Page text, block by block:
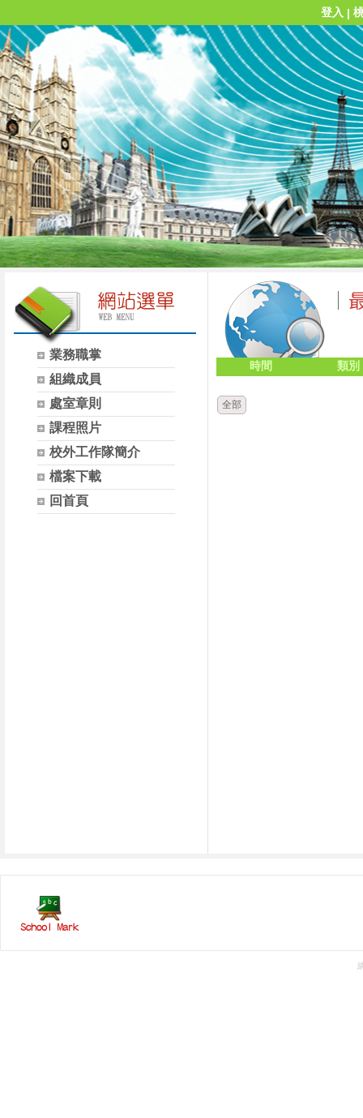
登入 |
業務職掌
組織成員
處室章則
課程照片
校外工作隊簡介
檔案下載
回首頁
時間 類別
全部